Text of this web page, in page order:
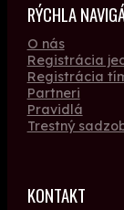
RÝCHLA
O nás
Registrácia
Registrácia
Partneri
Pravidlá
Trestný
KONTAKT